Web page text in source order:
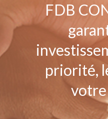
FDB
priorité,